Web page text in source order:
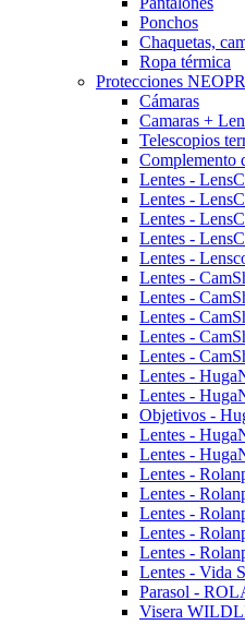
Ponchos
Chaquetas,
Ropa térmica
Protecciones
Cámaras
Camaras +
Telescopios
Complemento
Lentes -
Lentes -
Lentes -
Lentes -
Lentes -
Lentes -
Lentes -
Lentes -
Lentes -
Lentes -
Lentes -
Lentes -
Objetivos -
Lentes -
Lentes -
Lentes -
Lentes -
Lentes -
Lentes -
Lentes -
Lentes - Vida
Parasol -
Visera